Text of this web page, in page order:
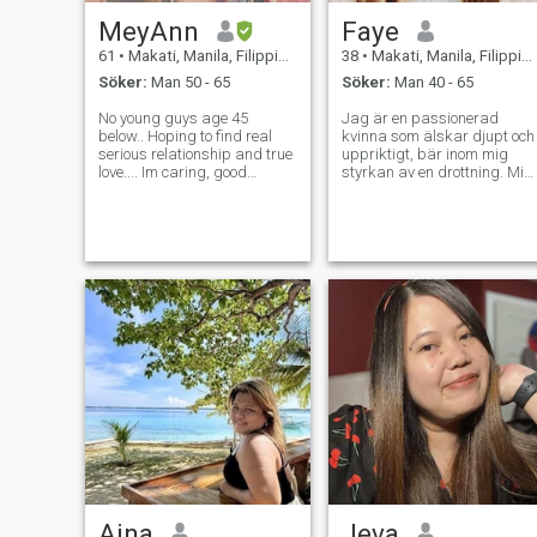
Jag älskar att vara med på
en regnig dag och lyssna på
musik.
MeyAnn
61 • Makati, Manila, Filippinerna
Söker: Man 50 - 65
No young guys age 45
below.. Hoping to find real
serious relationship and true
love.... Im caring, good
Im Not for games or online
fun..
Faye
38 • Makati, Manila, Filippinerna
Söker: Man 40 - 65
Jag är en passionerad
kvinna som älskar djupt och
uppriktigt, bär inom mig
styrkan av en drottning. Min
ärlighet, lojalitet och
orubbligt engagemang –
värderingar som jag
helhjärtat erbjuder i
gengäld. Om du är rätt
person, redo att odla en
stark och meningsfull
förbindelse rotad i
ömsesidigt förtroende,
respekt och öppen
kommunikation, och om du
delar min önskan om en resa
av kärlek, skulle jag vara
angelägen om att ansluta.